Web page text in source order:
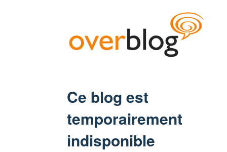
Ce blog est
temporairement
indisponible